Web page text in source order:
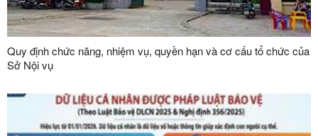
Quy định chức năng, nhiệm vụ, quyền hạn và cơ cấu tổ chức của
Sở Nội vụ